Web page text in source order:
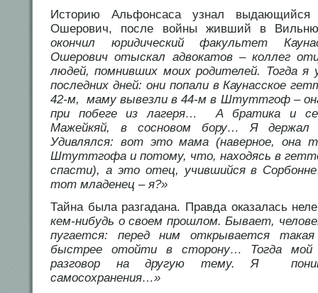
Историю Альфонсаса узнал выдающийся
Ошерович, после войны живший в
окончил юридический факультет
Ошерович отыскал адвокатов – коллег
людей, помнивших моих родителей. Тогда я
последних дней: они попали в Каунасское
42-м, маму вывезли в 44-м в Штуттгоф –
при побеге из лагеря… А братика и
Мажейкяй, в сосновом бору… Я держал
Удивлялся: вот это мама (наверное, она
Штуттгофа и потому, что, находясь в
спасти), а это отец, учившийся в
тот младенец – я?»
Тайна была разгадана. Правда оказалась
кем-нибудь о своем прошлом. Бывает,
пугается: перед ним открывается
быстрее отойти в сторону… Тогда мой
разговор на другую тему. Я
самосохранения…»